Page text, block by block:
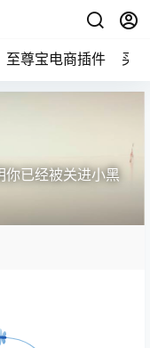
至尊宝电商插件 买
你已经被关进小黑